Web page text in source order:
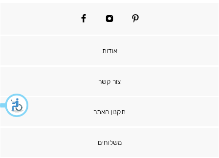
pinterest
instagram
facebook
אודות
צור קשר
תקנון האתר
משלוחים